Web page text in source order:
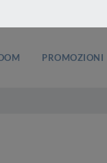
PROMOZIONI